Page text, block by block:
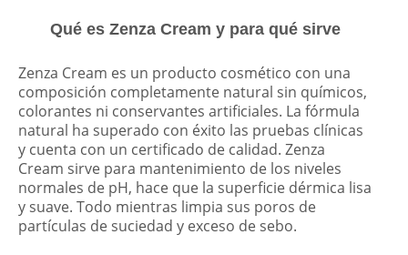
Qué es Zenza Cream y para qué sirve
Zenza Cream es un producto cosmético con una
composición completamente natural sin químicos,
colorantes ni conservantes artificiales. La fórmula
natural ha superado con éxito las pruebas clínicas
y cuenta con un certificado de calidad. Zenza
Cream sirve para mantenimiento de los niveles
normales de pH, hace que la superficie dérmica lisa
y suave. Todo mientras limpia sus poros de
partículas de suciedad y exceso de sebo.